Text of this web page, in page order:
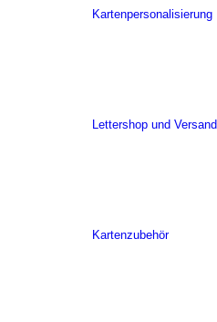
Kartenpersonalisierung
Lettershop und Versand
Kartenzubehör